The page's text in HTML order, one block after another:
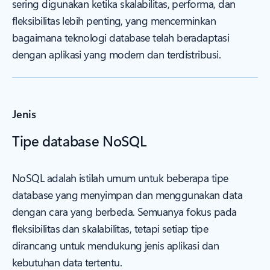
sering digunakan ketika skalabilitas, performa, dan
fleksibilitas lebih penting, yang mencerminkan
bagaimana teknologi database telah beradaptasi
dengan aplikasi yang modern dan terdistribusi.
Jenis
Tipe database NoSQL
NoSQL adalah istilah umum untuk beberapa tipe
database yang menyimpan dan menggunakan data
dengan cara yang berbeda. Semuanya fokus pada
fleksibilitas dan skalabilitas, tetapi setiap tipe
dirancang untuk mendukung jenis aplikasi dan
kebutuhan data tertentu.